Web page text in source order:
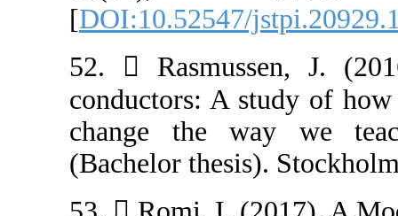
[DOI:10.52547/
52. 
conductors: A
change the
(Bachelor